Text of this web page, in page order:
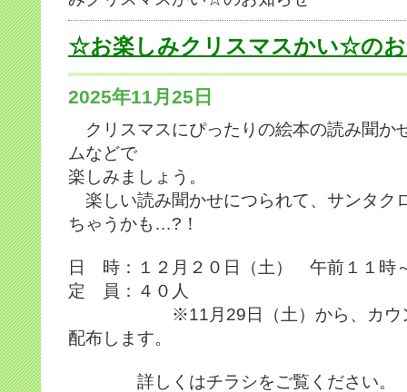
☆お楽しみクリスマスかい☆の
2025年11月25日
クリスマスにぴったりの絵本の読み聞か
ムなどで
楽しみましょう。
楽しい読み聞かせにつられて、サンタク
ちゃうかも…?！
日 時：１２月２０日（土） 午前１１時
定 員：４０人
※11月29日（土）から、カウン
配布します。
詳しくはチラシをご覧ください。